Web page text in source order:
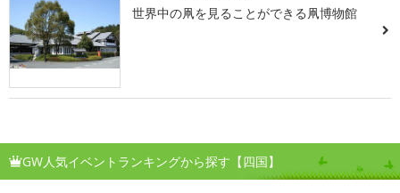
世界中の凧を見ることができる凧博物館
GW人気イベントランキングから探す【四国】